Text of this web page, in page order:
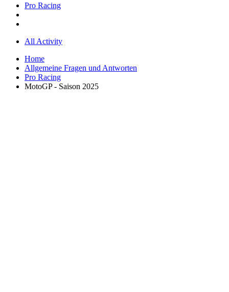
Pro Racing
All Activity
Home
Allgemeine Fragen und Antworten
Pro Racing
MotoGP - Saison 2025